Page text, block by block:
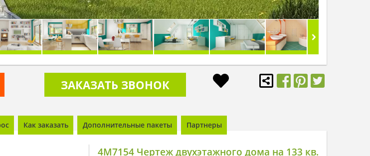
ЗАКАЗАТЬ ЗВОНОК
Как заказать Дополнительные пакеты Партнеры
4M7154 Чертеж двухэтажного дома на 133 кв.